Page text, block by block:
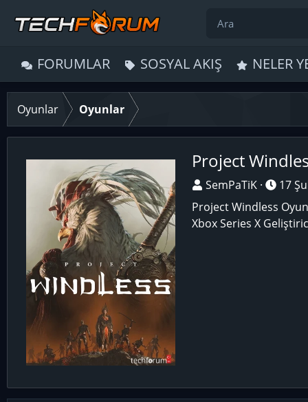
FORUMLAR SOSYAL AKIŞ NELER
Oyunlar Oyunlar
Project
O
y
u
SemPaTiK
T
a
r
17
Project Windless
Xbox Series X